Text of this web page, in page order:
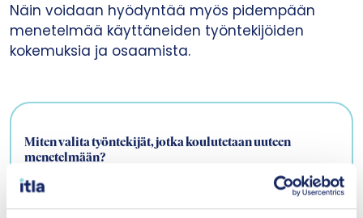
Näin voidaan hyödyntää myös pidempään
menetelmää käyttäneiden työntekijöiden
kokemuksia ja osaamista.
Miten valita työntekijät, jotka koulutetaan uuteen
menetelmään?
Huomioi valinnassa ainakin nämä: